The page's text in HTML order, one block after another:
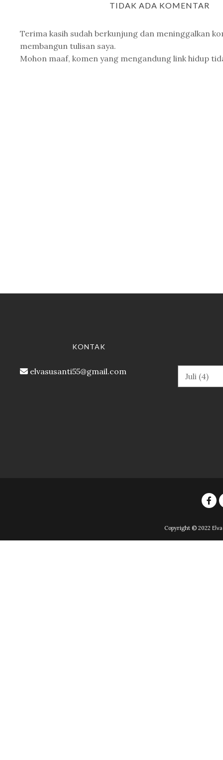
TIDAK ADA KOMENTAR
Terima kasih sudah berkunjung dan meninggalkan
membangun tulisan saya.
Mohon maaf, komen yang mengandung link hidup
KONTAK
elvasusanti55@gmail.com
Copyright © 2022